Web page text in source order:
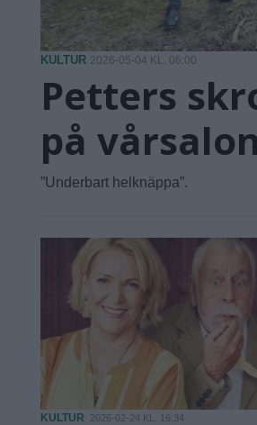
KULTUR 2026-05-04 KL. 06:00
Petters
på
”Underbart helknäppa”.
KULTUR 2026-02-24 KL. 16:34